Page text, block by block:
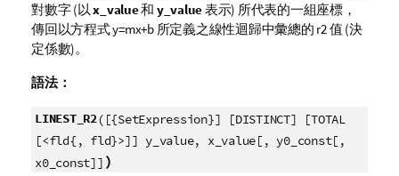
對數字 (以x_value和 y_value表示) 所代表的一組座標，
傳回以方程式y=mx+b所定義之線性迴歸中彙總的 r2值 (決
定係數)。
語法：
LINEST_R2([{SetExpression}] [DISTINCT] [TOTAL
[<fld{, fld}>]] y_value, x_value[, y0_const[,
x0_const]] )